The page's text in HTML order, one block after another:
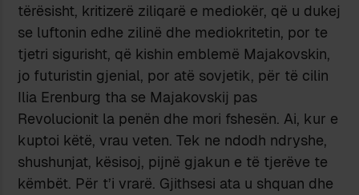
tërësisht, kritizerë ziliqarë e mediokër, që u dukej
se luftonin edhe zilinë dhe mediokritetin, por te
tjetri sigurisht, që kishin emblemë Majakovskin,
jo futuristin gjenial, por atë sovjetik, për të cilin
Ilia Erenburg tha se Majakovskij pas
Revolucionit la penën dhe mori fshesën. Ai, kur e
kuptoi këtë, vrau veten. Tek ne ndodh ndryshe,
shushunjat, kësisoj, pijnë gjakun e të tjerëve te
këmbët. Për t’i vrarë. Gjithsesi ata u shquan dhe